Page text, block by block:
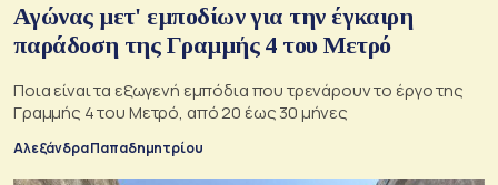
Αγώνας μετ' εμποδίων για την έγκαιρη
παράδοση της Γραμμής 4 του Μετρό
Ποια είναι τα εξωγενή εμπόδια που τρενάρουν το έργο της
Γραμμής 4 του Μετρό, από 20 έως 30 μήνες
Αλεξάνδρα Παπαδημητρίου